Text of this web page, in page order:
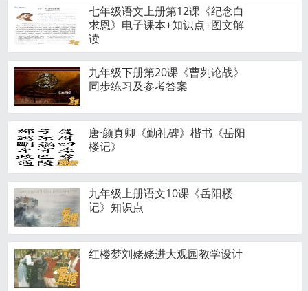
七年级语文上册第12课《纪念白
求恩》电子课本+知识点+图文解
读
九年级下册第20课《曹刿论战》
同步练习及参考答案
唐·颜真卿《勤礼碑》楷书《岳阳
楼记》
九年级上册语文10课《岳阳楼
记》知识点
红楼梦刘姥姥进大观园教学设计